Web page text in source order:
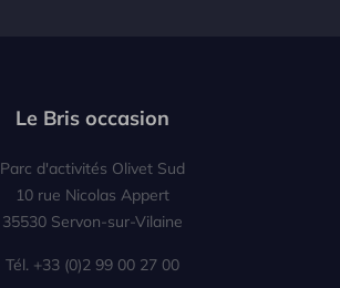
Le Bris occasion
Parc d'activités Olivet Sud
10 rue Nicolas Appert
35530 Servon-sur-Vilaine
Tél. +33 (0)2 99 00 27 00